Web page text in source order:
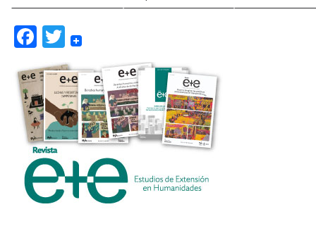
F
ac
e
b
o
o
k
T
w
itt
er